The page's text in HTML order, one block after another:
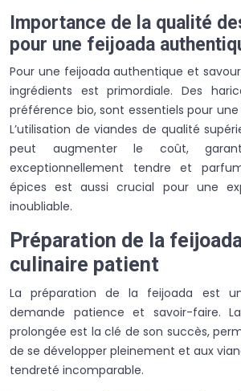
Importance de la qualité
pour une feijoada
Pour une feijoada authentique et
ingrédients est primordiale. Des
préférence bio, sont essentiels pour
L’utilisation de viandes de qualité
peut augmenter le coût,
exceptionnellement tendre et
épices est aussi crucial pour une
inoubliable.
Préparation de la
culinaire patient
La préparation de la feijoada est
demande patience et savoir-faire.
prolongée est la clé de son succès,
de se développer pleinement et aux
tendreté incomparable.